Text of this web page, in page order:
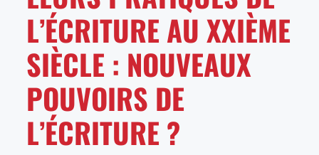
L’ÉCRITURE AU XXIÈME
SIÈCLE : NOUVEAUX
POUVOIRS DE
L’ÉCRITURE ?